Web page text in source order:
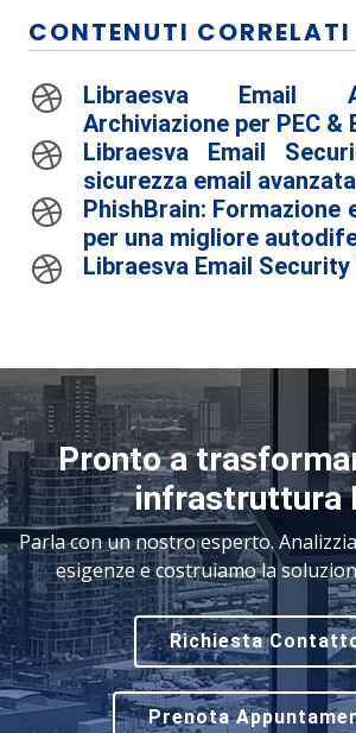
CONTENUTI CORRELATI
Libraesva Email
Archiviazione per PEC &
Libraesva Email
sicurezza email avanzata
PhishBrain: Formazione
per una migliore
Libraesva Email Security
Pronto a
infrastruttura
Parla con un nostro esperto.
esigenze e costruiamo la
Richiesta
Prenota